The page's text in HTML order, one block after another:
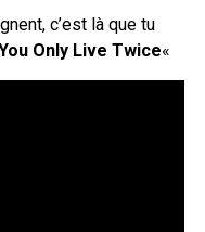
c’est là que tu
Only Live Twice«